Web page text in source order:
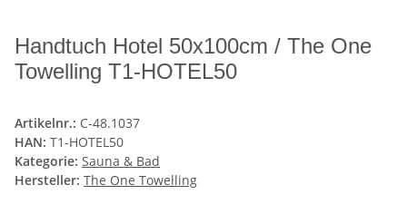
Handtuch Hotel 50x100cm / The One
Towelling T1-HOTEL50
Artikelnr.: C-48.1037
HAN: T1-HOTEL50
Kategorie: Sauna & Bad
Hersteller: The One Towelling